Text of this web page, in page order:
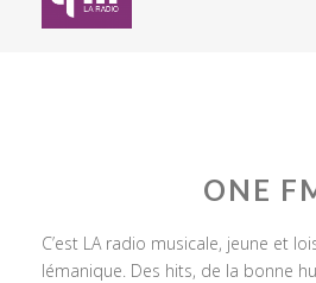
ONE
C’est LA radio musicale, jeune et
lémanique. Des hits, de la bonne